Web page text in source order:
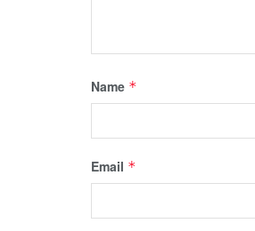
Name *
Email *